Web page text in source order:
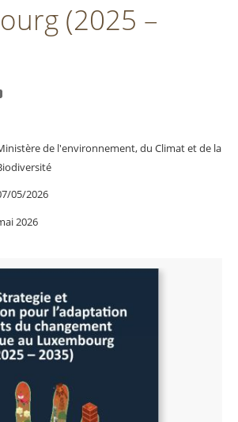
(2025 –
de l'environnement, du Climat et de la
05/2026
2026